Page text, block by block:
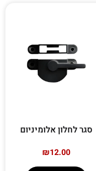
סגר לחלון אלומיניום
₪12.00